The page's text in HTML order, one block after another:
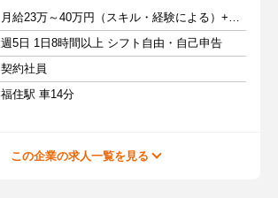
月給23万～40万円（スキル・経験による）+交通費全額支給
週5日 1日8時間以上 シフト自由・自己申告
契約社員
福住駅 車14分
この企業の求人一覧を見る